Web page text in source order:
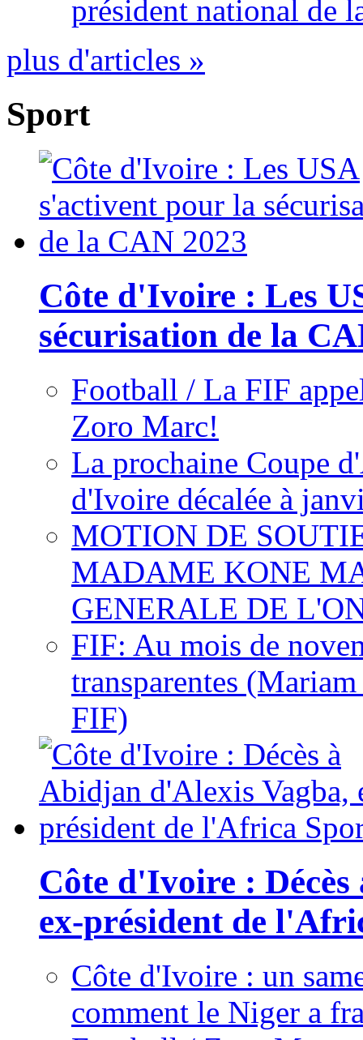
président national de
plus d'articles »
Sport
Côte d'Ivoire : Les
sécurisation de la
Football / La FIF
Zoro Marc!
La prochaine Coupe
d'Ivoire décalée à
MOTION DE
MADAME KONE
GENERALE DE
FIF: Au mois de
transparentes
FIF)
Côte d'Ivoire :
ex-président de
Côte d'Ivoire : un
comment le Niger a